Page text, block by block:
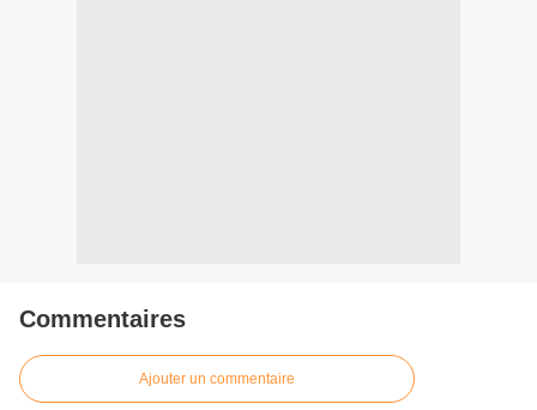
Commentaires
Ajouter un commentaire